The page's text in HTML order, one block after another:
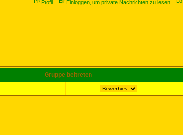
Profil
Einloggen, um private Nachrichten zu lesen
Gruppe beitreten